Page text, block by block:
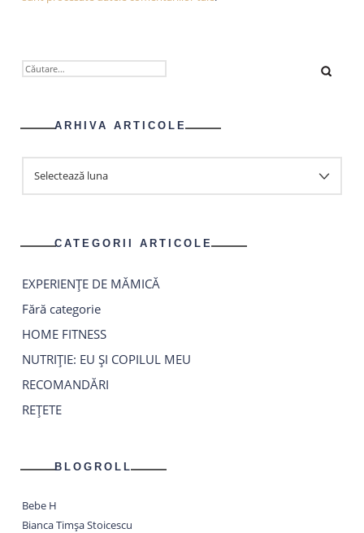
CAUTĂ
DUPĂ:
ARHIVA ARTICOLE
ARTICOLE
CATEGORII ARTICOLE
EXPERIENȚE DE MĂMICĂ
Fără categorie
HOME FITNESS
NUTRIȚIE: EU ȘI COPILUL MEU
RECOMANDĂRI
REȚETE
BLOGROLL
Bebe H
Bianca Timșa Stoicescu